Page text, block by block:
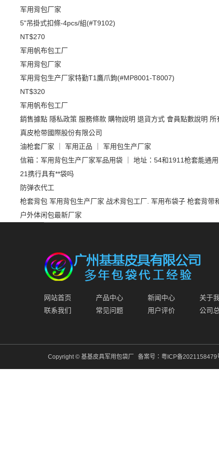
军用背包厂家
5"吊掛式扣條-4pcs/組(#T9102)
NT$270
军用帆布包工厂
军用背包厂家
军用背包生产厂家特勤T1鷹爪鉤(#MP8001-T8007)
NT$320
军用帆布包工厂
銷售據點 隱私政策 服務條款 購物說明 退貨方式 會員點數說明 所
真皮枪带國際股份有限公司
油枪套厂家 ｜ 军用正品 ｜ 军用包生产厂家
信箱：军用背包生产厂家军品用袋 ｜ 地址：54和1911枪套能通
21携行具有**袋吗
防弹衣代工
枪套背包 军用背包生产厂家 战术背包工厂. 军用布袋子 枪套背带
户外体闲包最新厂家
网站首页 产品中心 新闻中心
关于
联系我们
常见问题 用户评价 公司
Copyright © 基基皮具军用包袋厂 备案号： 粤ICP备2021158479